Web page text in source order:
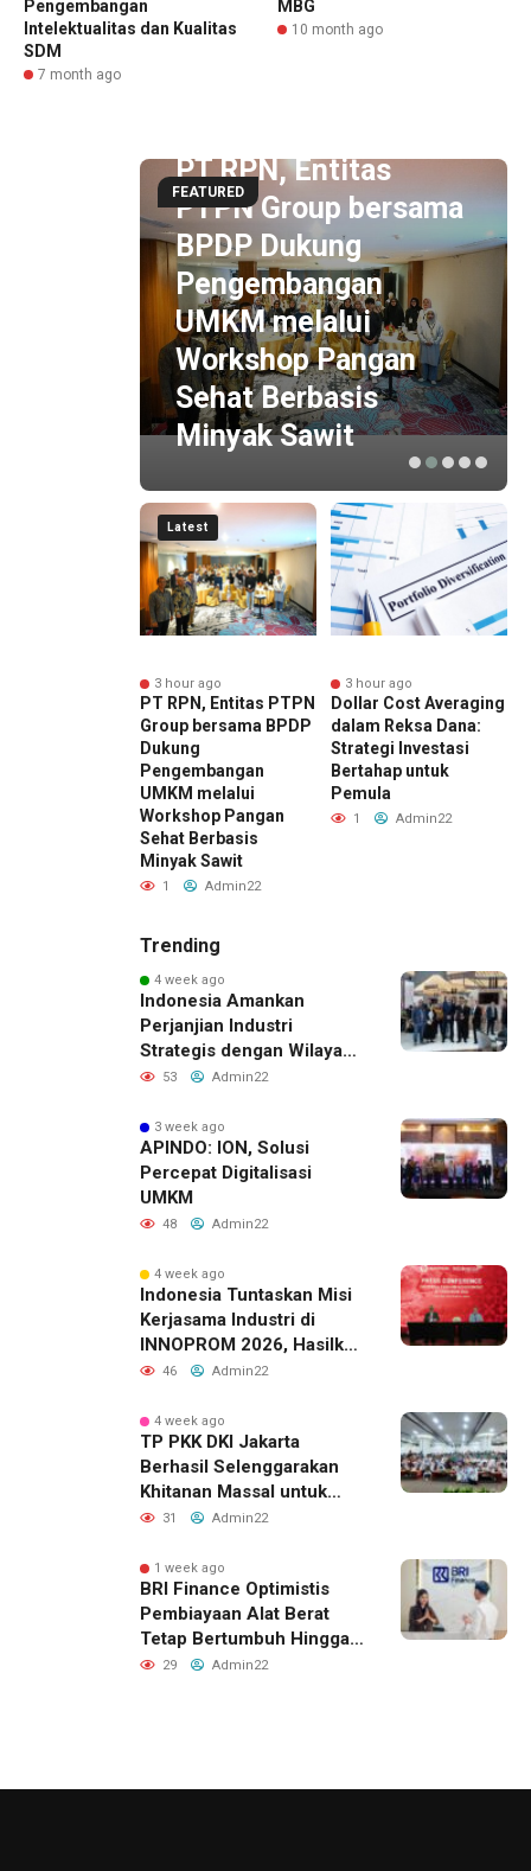
Pengembangan
Intelektualitas dan Kualitas
SDM
7 month ago
MBG
10 month ago
FEATURED
PT RPN, Entitas
PTPN Group bersama
BPDP Dukung
Pengembangan
UMKM melalui
Workshop Pangan
Sehat Berbasis
Minyak Sawit
Latest
3 hour ago
PT RPN, Entitas PTPN
Group bersama BPDP
Dukung
Pengembangan
UMKM melalui
Workshop Pangan
Sehat Berbasis
Minyak Sawit
1 Admin22
3 hour ago
Dollar Cost Averaging
dalam Reksa Dana:
Strategi Investasi
Bertahap untuk
Pemula
1 Admin22
Trending
4 week ago
Indonesia Amankan
Perjanjian Industri
Strategis dengan Wilayah
Sverdlovsk, Rusia untuk
53 Admin22
3 week ago
APINDO: ION, Solusi
Percepat Digitalisasi
UMKM
48 Admin22
4 week ago
Indonesia Tuntaskan Misi
Kerjasama Industri di
INNOPROM 2026, Hasilkan
Belasan Kerja Sama
46 Admin22
4 week ago
TP PKK DKI Jakarta
Berhasil Selenggarakan
Khitanan Massal untuk
Lebih dari 2.000 Anak:
Raih Penghargaan MURI
31 Admin22
1 week ago
BRI Finance Optimistis
Pembiayaan Alat Berat
Tetap Bertumbuh Hingga
Akhir 2026
29 Admin22